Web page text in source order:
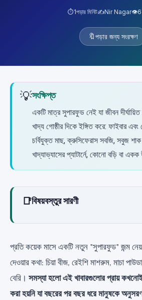
⏱️1পড়ার মিনিট✍️Nir Nagar👁️
🔖পড়ার জন্য সংরক্ষণ
💡সংক্ষিপ্ত
একটি মাত্র সুপারফুড নেই যা জীবন
খাদ্য গোষ্ঠীর দিকে ইঙ্গিত করে: ফাইবার
চর্বিযুক্ত মাছ, ক্রুসিফেরাস সবজি, সবুজ
খাদ্যাভ্যাসের প্যাটার্নে, কোনো বড়ি বা
📑বিষয়বস্তুর সারণী
গোষ্ঠীগুলি যা সত্যিই পরীক্ষায় দাঁড়ায়:
১. ফাইবার এবং গোটা শস্য: সবচেয়ে
২. ডাল: বেঁচে থাকার সবচেয়ে শক্তিশালী
৩. চর্বিযুক্ত মাছ: ওমেগা ৩ এবং হৃদরোগের
প্রতি কয়েক মাসে একটি নতুন "সুপারফুড" জন্ম
দেওয়ার কথা: চিয়া বীজ, রেইশি মাশরুম, মাচা
বেরি। সমস্যা হলো এই খাবারগুলোর প্রায়
করা হয়নি যা বছরের পর বছর ধরে মানুষকে